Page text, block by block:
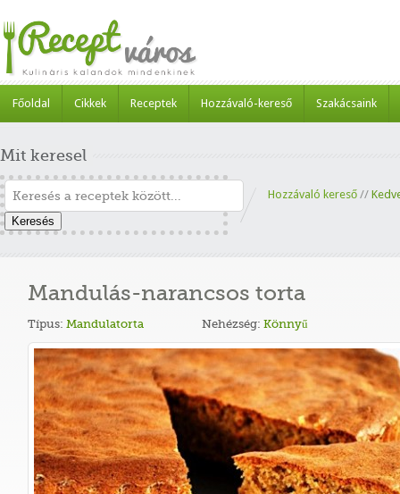
Főoldal Cikkek Receptek Hozzávaló-kereső Szakácsaink
Mit keresel
Keresés
Hozzávaló kereső //
Mandulás-narancsos torta
Típus: Mandulatorta Nehézség: Könnyű